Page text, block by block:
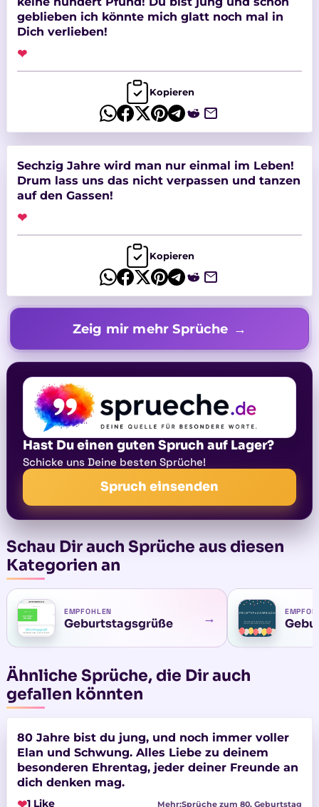
geblieben ich könnte mich glatt noch mal in
Dich verlieben!
❤
Kopieren
Sechzig Jahre wird man nur einmal im Leben!
Drum lass uns das nicht verpassen und tanzen
auf den Gassen!
❤
Kopieren
Zeig mir mehr Sprüche
Hast Du einen guten Spruch auf Lager?
Schicke uns Deine besten Sprüche!
Spruch einsenden
Schau Dir auch Sprüche aus diesen
Kategorien an
EMPFOHLEN
Geburtstagsgrüße →
Ähnliche Sprüche, die Dir auch
gefallen könnten
80 Jahre bist du jung, und noch immer voller
Elan und Schwung. Alles Liebe zu deinem
besonderen Ehrentag, jeder deiner Freunde an
dich denken mag.
❤1 Like Mehr:Sprüche zum 80. Geburtstag